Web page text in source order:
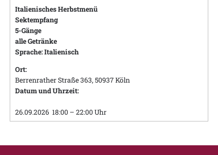
Italienisches Herbstmenü
Sektempfang
5-Gänge
alle Getränke
Sprache: Italienisch
Ort:
Berrenrather Straße 363, 50937 Köln
Datum und Uhrzeit:
26.09.2026 18:00 – 22:00 Uhr